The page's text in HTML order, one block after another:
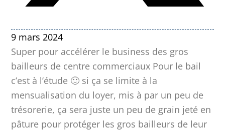
9 mars 2024
Super pour accélérer le business des gros
bailleurs de centre commerciaux Pour le bail
c’est à l’étude 🙂 si ça se limite à la
mensualisation du loyer, mis à par un peu de
trésorerie, ça sera juste un peu de grain jeté en
pâture pour protéger les gros bailleurs de leur